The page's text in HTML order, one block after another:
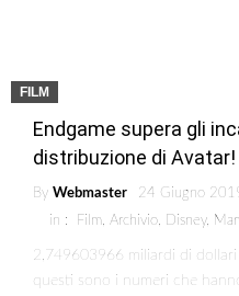
FILM
Endgame supera gli
distribuzione di Avatar!
By Webmaster
24 Giugno
in :
Film, Archivio, Disney,
2,749603966 miliardi di
questi sono i numeri che